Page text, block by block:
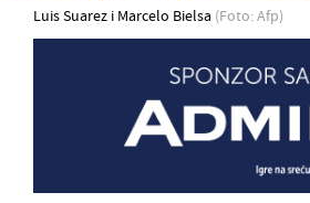
Luis Suarez i Marcelo Bielsa (Foto: Afp)